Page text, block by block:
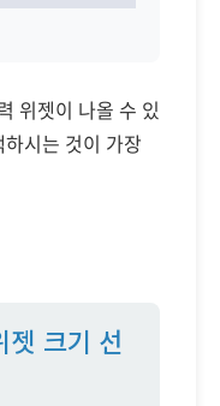
위젯이 나올 수 있
시는 것이 가장
크기 선